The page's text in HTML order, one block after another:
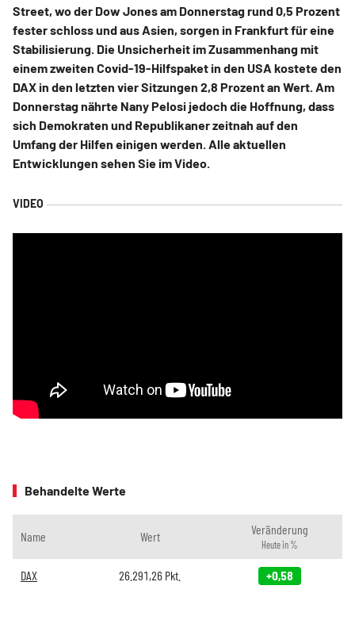
Street, wo der Dow Jones am Donnerstag rund 0,5 Prozent
fester schloss und aus Asien, sorgen in Frankfurt für eine
Stabilisierung. Die Unsicherheit im Zusammenhang mit
einem zweiten Covid-19-Hilfspaket in den USA kostete den
DAX in den letzten vier Sitzungen 2,8 Prozent an Wert. Am
Donnerstag nährte Nany Pelosi jedoch die Hoffnung, dass
sich Demokraten und Republikaner zeitnah auf den
Umfang der Hilfen einigen werden. Alle aktuellen
Entwicklungen sehen Sie im Video.
Behandelte Werte
Name Wert Veränderung
Heute in %
DAX 26.291,26 Pkt. +0,58